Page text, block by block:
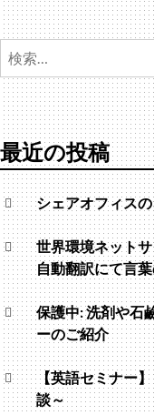
検
最近の投稿
シェアオフィス
世界環境ネット
自動翻訳にて言
保護中: 洗剤や石
ーのご紹介
【英語セミナー
談～